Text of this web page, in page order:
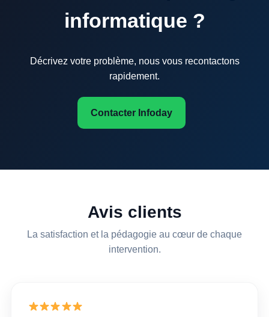
informatique ?
Décrivez votre problème, nous vous recontactons
rapidement.
Contacter Infoday
Avis clients
La satisfaction et la pédagogie au cœur de chaque
intervention.